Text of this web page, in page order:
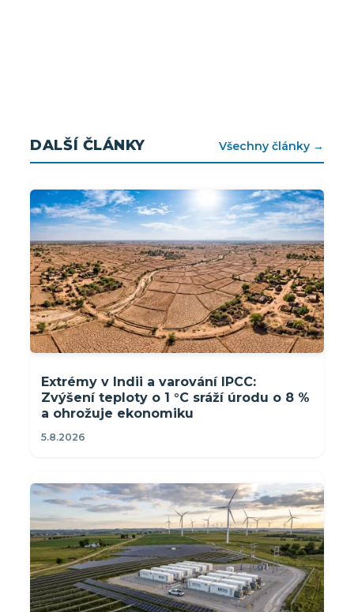
DALŠÍ ČLÁNKY Všechny články →
Extrémy v Indii a varování IPCC:
Zvýšení teploty o 1 °C sráží úrodu o 8 %
a ohrožuje ekonomiku
5.8.2026